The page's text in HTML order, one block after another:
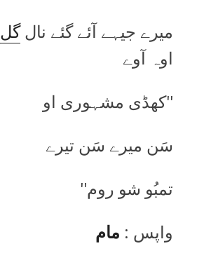
میرے جیہے آئے گئے نالگل
اوہ آوے
''کھڈی مشہوری او
سَن میرے سَن تیرے
تمبُو شو روم''
واپس : مام